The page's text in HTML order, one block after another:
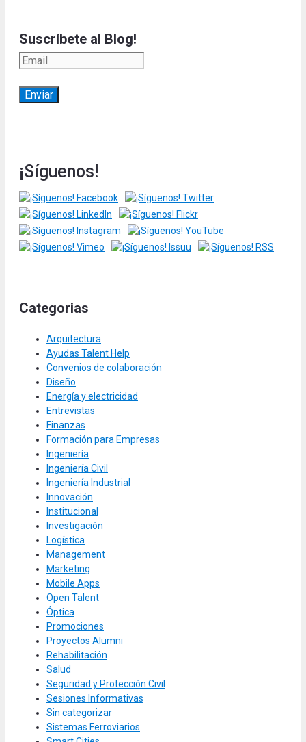
Suscríbete al Blog!
¡Síguenos!
Categorias
Arquitectura
Ayudas Talent Help
Convenios de colaboración
Diseño
Energía y electricidad
Entrevistas
Finanzas
Formación para Empresas
Ingeniería
Ingeniería Civil
Ingeniería Industrial
Innovación
Institucional
Investigación
Logística
Management
Marketing
Mobile Apps
Open Talent
Óptica
Promociones
Proyectos Alumni
Rehabilitación
Salud
Seguridad y Protección Civil
Sesiones Informativas
Sin categorizar
Sistemas Ferroviarios